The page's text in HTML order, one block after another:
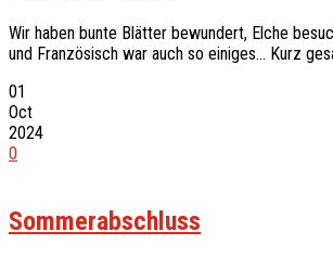
Wir haben bunte Blätter bewundert, Elche
und Französisch war auch so einiges… Kurz
01
Oct
2024
0
Sommerabschluss